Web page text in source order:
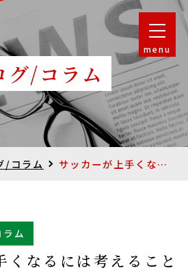
グ/コラム
menu
/コラム サッカーが上手くなるには考えることが大切
ラム
くなるには考えること